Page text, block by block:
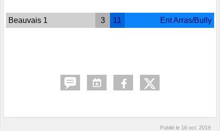
Beauvais 1 3 11 Ent Arras/Bully
Publié le 16 oct. 2019